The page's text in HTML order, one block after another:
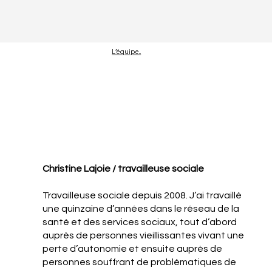
L’équipe...
Christine Lajoie / travailleuse sociale
Travailleuse sociale depuis 2008. J’ai travaillé
une quinzaine d’années dans le réseau de la
santé et des services sociaux, tout d’abord
auprès de personnes vieillissantes vivant une
perte d’autonomie et ensuite auprès de
personnes souffrant de problématiques de